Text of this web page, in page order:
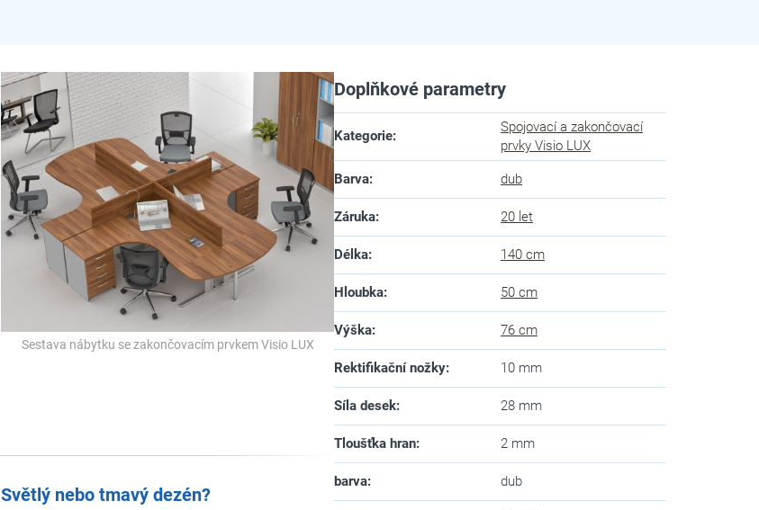
Sestava nábytku se zakončovacím prvkem Visio LUX
Světlý nebo tmavý dezén?
Doplňkové parametry
Kategorie:
Spojovací a zakončovací
prvky Visio LUX
Barva: dub
Záruka: 20 let
Délka: 140 cm
Hloubka: 50 cm
Výška: 76 cm
Rektifikační nožky: 10 mm
Síla desek: 28 mm
Tloušťka hran: 2 mm
barva: dub